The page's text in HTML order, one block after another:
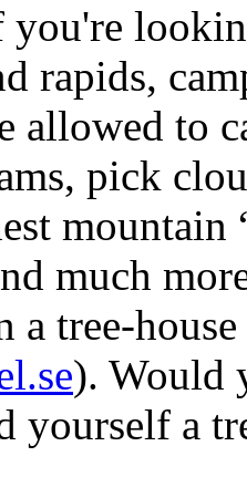
you're
rapids,
allowed to
pick
much
a tree-
). Would
yourself a